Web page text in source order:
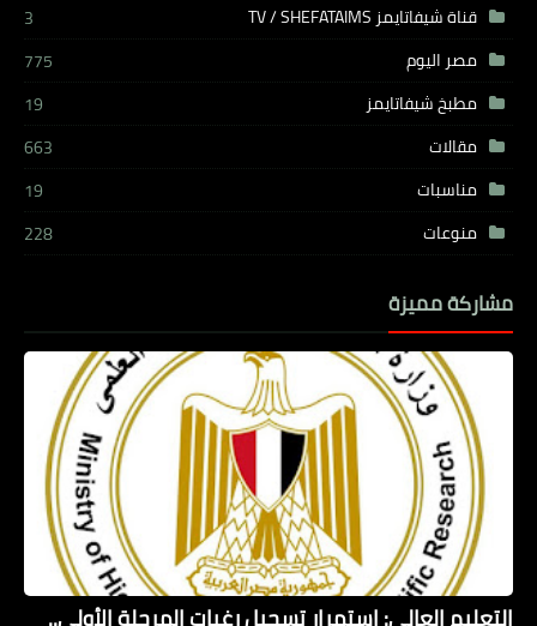
قناة شيفاتايمز TV / SHEFATAIMS
3
مصر اليوم
775
مطبخ شيفاتايمز
19
مقالات
663
مناسبات
19
منوعات
228
مشاركة مميزة